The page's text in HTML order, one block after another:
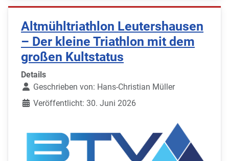
Altmühltriathlon Leutershausen
– Der kleine Triathlon mit dem
großen Kultstatus
Details
Geschrieben von: Hans-Christian Müller
Veröffentlicht: 30. Juni 2026